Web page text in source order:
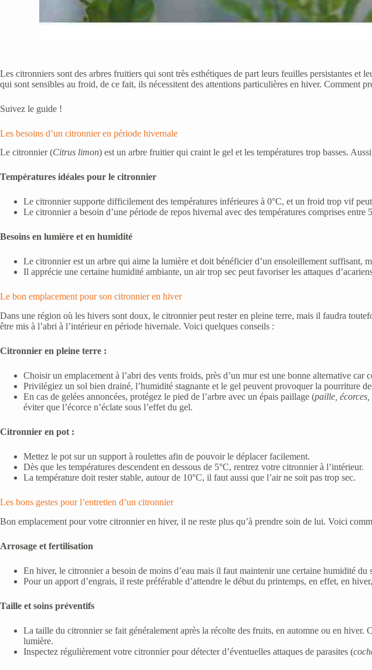
Les citronniers sont des arbres fruitiers qui sont très esthétiques de part leurs feuilles persistantes et
qui sont sensibles au froid, de ce fait, ils nécessitent des attentions particulières en hiver. Comment
Suivez le guide !
Les besoins d’un citronnier en période hivernale
Le citronnier (Citrus limon) est un arbre fruitier qui craint le gel et les températures trop basses.
Températures idéales pour le citronnier
Le citronnier supporte difficilement des températures inférieures à 0°C, et un froid trop vif
Le citronnier a besoin d’une période de repos hivernal avec des températures comprises
Besoins en lumière et en humidité
Le citronnier est un arbre qui aime la lumière et doit bénéficier d’un ensoleillement suffisant,
Il apprécie une certaine humidité ambiante, un air trop sec peut favoriser les attaques
Le bon emplacement pour son citronnier en hiver
Dans une région où les hivers sont doux, le citronnier peut rester en pleine terre, mais il faudra
être mis à l’abri à l’intérieur en période hivernale. Voici quelques conseils :
Citronnier en pleine terre :
Choisir un emplacement à l’abri des vents froids, près d’un mur est une bonne alternative
Privilégiez un sol bien drainé, l’humidité stagnante et le gel peuvent provoquer la pourriture
En cas de gelées annoncées, protégez le pied de l’arbre avec un épais paillage (paille,
éviter que l’écorce n’éclate sous l’effet du gel.
Citronnier en pot :
Mettez le pot sur un support à roulettes afin de pouvoir le déplacer facilement.
Dès que les températures descendent en dessous de 5°C, rentrez votre citronnier à l’intérieur.
La température doit rester stable, autour de 10°C, il faut aussi que l’air ne soit pas trop sec.
Les bons gestes pour l’entretien d’un citronnier
Bon emplacement pour votre citronnier en hiver, il ne reste plus qu’à prendre soin de lui. Voici
Arrosage et fertilisation
En hiver, le citronnier a besoin de moins d’eau mais il faut maintenir une certaine humidité du
Pour un apport d’engrais, il reste préférable d’attendre le début du printemps, en effet, en
Taille et soins préventifs
La taille du citronnier se fait généralement après la récolte des fruits, en automne ou en
lumière.
Inspectez régulièrement votre citronnier pour détecter d’éventuelles attaques de parasites (